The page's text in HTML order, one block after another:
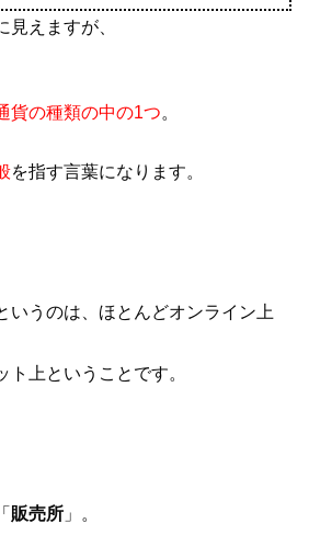
見えますが、
貨の種類の中の1つ。
を指す言葉になります。
いうのは、ほとんどオンライン上
上ということです。
販売所 」。